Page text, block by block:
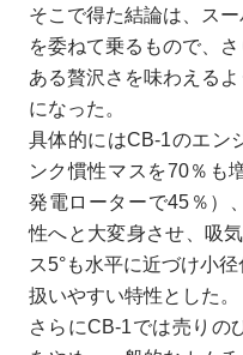
そこで得た結論は、ス
を委ねて乗るもので、
ある贅沢さを味わえる
になった。
具体的にはCB-1のエン
ンク慣性マスを70％も
発電ローターで45％）
性へと大変身させ、吸
ス5°も水平に近づけ小
扱いやすい特性とした。
さらにCB-1では売りの